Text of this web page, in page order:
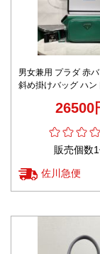
男女兼用 プラダ 赤
斜め掛けバッグ ハン
26500
販売個数
佐川急便